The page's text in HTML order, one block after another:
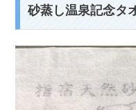
砂蒸し温泉記念タ